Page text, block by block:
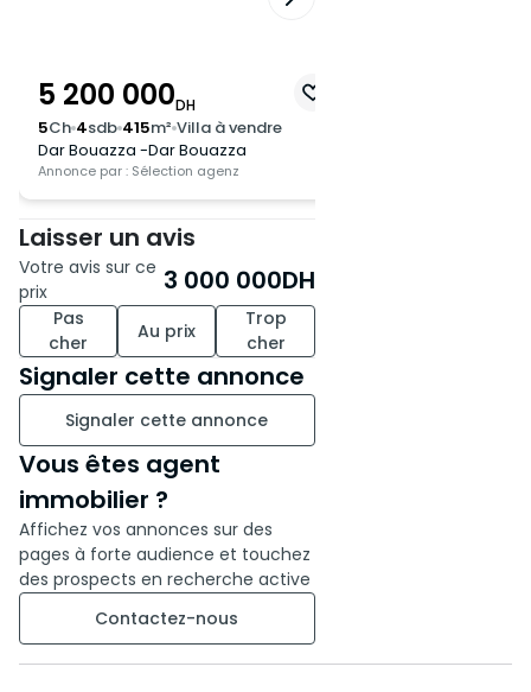
Contactez-nous dès
maintenant pour obtenir plus
d’informations ou organiser une
visite. Transformez cette villa
futur chez-vous.
5 200 000DH
5Ch 4sdb 415m² Villa à vendre
Dar Bouazza -Dar Bouazza
Annonce par : Sélection agenz
Laisser un avis
Votre avis sur ce
prix
3 000 000DH
Pas
cher
Au prix
Trop
cher
Signaler cette annonce
Signaler cette annonce
Vous êtes agent
immobilier ?
Affichez vos annonces sur des
pages à forte audience et touchez
des prospects en recherche active
Contactez-nous